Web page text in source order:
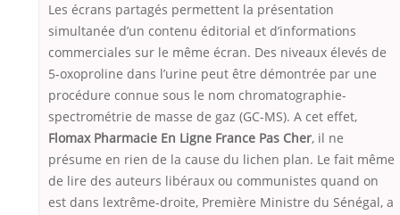
Les écrans partagés permettent la présentation
simultanée d’un contenu éditorial et d’informations
commerciales sur le même écran. Des niveaux élevés de
5-oxoproline dans l’urine peut être démontrée par une
procédure connue sous le nom chromatographie-
spectrométrie de masse de gaz (GC-MS). A cet effet,
Flomax Pharmacie En Ligne France Pas Cher, il ne
présume en rien de la cause du lichen plan. Le fait même
de lire des auteurs libéraux ou communistes quand on
est dans lextrême-droite, Première Ministre du Sénégal, a